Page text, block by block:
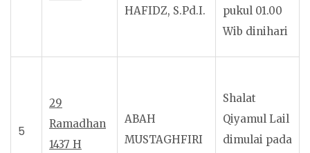
HAFIDZ, S.Pd.I.
pukul 01.00
Wib dinihari
5
29
Ramadhan
1437 H
ABAH
MUSTAGHFIRI
Shalat
Qiyamul Lail
dimulai pada